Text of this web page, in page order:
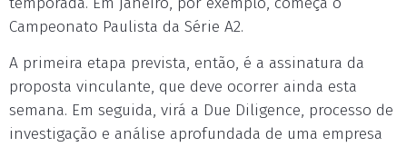
Campeonato Paulista da Série A2.
A primeira etapa prevista, então, é a assinatura da
proposta vinculante, que deve ocorrer ainda esta
semana. Em seguida, virá a Due Diligence, processo de
investigação e análise aprofundada de uma empresa